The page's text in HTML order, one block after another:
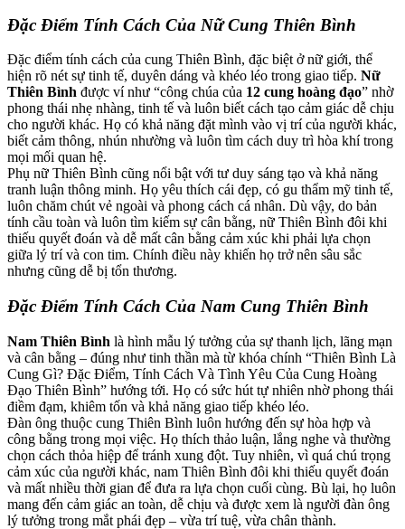
Đặc Điểm Tính Cách Của Nữ Cung Thiên Bình
Đặc điểm tính cách của cung Thiên Bình, đặc biệt ở nữ giới, thể
hiện rõ nét sự tinh tế, duyên dáng và khéo léo trong giao tiếp. Nữ
Thiên Bình được ví như “công chúa của 12 cung hoàng đạo” nhờ
phong thái nhẹ nhàng, tinh tế và luôn biết cách tạo cảm giác dễ chịu
cho người khác. Họ có khả năng đặt mình vào vị trí của người khác,
biết cảm thông, nhún nhường và luôn tìm cách duy trì hòa khí trong
mọi mối quan hệ.
Phụ nữ Thiên Bình cũng nổi bật với tư duy sáng tạo và khả năng
tranh luận thông minh. Họ yêu thích cái đẹp, có gu thẩm mỹ tinh tế,
luôn chăm chút vẻ ngoài và phong cách cá nhân. Dù vậy, do bản
tính cầu toàn và luôn tìm kiếm sự cân bằng, nữ Thiên Bình đôi khi
thiếu quyết đoán và dễ mất cân bằng cảm xúc khi phải lựa chọn
giữa lý trí và con tim. Chính điều này khiến họ trở nên sâu sắc
nhưng cũng dễ bị tổn thương.
Đặc Điểm Tính Cách Của Nam Cung Thiên Bình
Nam Thiên Bình là hình mẫu lý tưởng của sự thanh lịch, lãng mạn
và cân bằng – đúng như tinh thần mà từ khóa chính “Thiên Bình Là
Cung Gì? Đặc Điểm, Tính Cách Và Tình Yêu Của Cung Hoàng
Đạo Thiên Bình” hướng tới. Họ có sức hút tự nhiên nhờ phong thái
điềm đạm, khiêm tốn và khả năng giao tiếp khéo léo.
Đàn ông thuộc cung Thiên Bình luôn hướng đến sự hòa hợp và
công bằng trong mọi việc. Họ thích thảo luận, lắng nghe và thường
chọn cách thỏa hiệp để tránh xung đột. Tuy nhiên, vì quá chú trọng
cảm xúc của người khác, nam Thiên Bình đôi khi thiếu quyết đoán
và mất nhiều thời gian để đưa ra lựa chọn cuối cùng. Bù lại, họ luôn
mang đến cảm giác an toàn, dễ chịu và được xem là người đàn ông
lý tưởng trong mắt phái đẹp – vừa trí tuệ, vừa chân thành.